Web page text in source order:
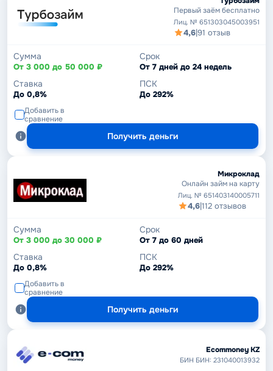
Первый заём бесплатно
Лиц. № 651303045003951
4,6|91 отзыв
Сумма
От 3 000 до 50 000 ₽
Срок
От 7 дней до 24 недель
Ставка
До 0,8%
ПСК
До 292%
Добавить в
сравнение
Получить деньги
Микроклад
Онлайн займ на карту
Лиц. № 651403140005711
4,6|112 отзывов
Сумма
От 3 000 до 30 000 ₽
Срок
От 7 до 60 дней
Ставка
До 0,8%
ПСК
До 292%
Добавить в
сравнение
Получить деньги
Ecommoney KZ
БИН БИН: 231040013932